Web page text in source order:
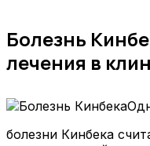
Болезнь
лечения в
болезни Кинбека